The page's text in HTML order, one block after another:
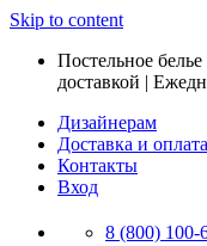
Skip to content
Постельное
доставкой |
Дизайнерам
Доставка и оплата
Контакты
Вход
8 (800) 100-